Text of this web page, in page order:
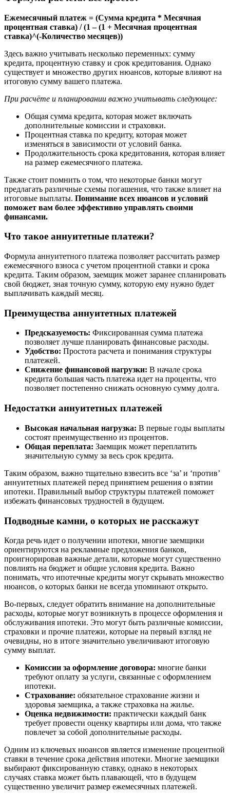
Ежемесячный платеж = (Сумма кредита * Месячная
процентная ставка) / (1 – (1 + Месячная процентная
ставка)^(-Количество месяцев))
Здесь важно учитывать несколько переменных: сумму
кредита, процентную ставку и срок кредитования. Однако
существует и множество других нюансов, которые влияют на
итоговую сумму вашего платежа.
При расчёте и планировании важно учитывать следующее:
Общая сумма кредита, которая может включать
дополнительные комиссии и страховки.
Процентная ставка по кредиту, которая может
изменяться в зависимости от условий банка.
Продолжительность срока кредитования, которая влияет
на размер ежемесячного платежа.
Также стоит помнить о том, что некоторые банки могут
предлагать различные схемы погашения, что также влияет на
итоговые выплаты. Понимание всех нюансов и условий
поможет вам более эффективно управлять своими
финансами.
Что такое аннуитетные платежи?
Формула аннуитетного платежа позволяет рассчитать размер
ежемесячного взноса с учетом процентной ставки и срока
кредита. Таким образом, заемщик может заранее спланировать
свой бюджет, зная точную сумму, которую ему нужно будет
выплачивать каждый месяц.
Преимущества аннуитетных платежей
Предсказуемость: Фиксированная сумма платежа
позволяет лучше планировать финансовые расходы.
Удобство: Простота расчета и понимания структуры
платежей.
Снижение финансовой нагрузки: В начале срока
кредита большая часть платежа идет на проценты, что
позволяет постепенно снижать основную сумму долга.
Недостатки аннуитетных платежей
Высокая начальная нагрузка: В первые годы выплаты
состоят преимущественно из процентов.
Общая переплата: Заемщик может переплатить
значительную сумму за весь срок кредита.
Таким образом, важно тщательно взвесить все ‘за’ и ‘против’
аннуитетных платежей перед принятием решения о взятии
ипотеки. Правильный выбор структуры платежей поможет
избежать финансовых трудностей в будущем.
Подводные камни, о которых не расскажут
Когда речь идет о получении ипотеки, многие заемщики
ориентируются на рекламные предложения банков,
проигнорировав важные детали, которые могут существенно
повлиять на бюджет и общие условия кредита. Важно
понимать, что ипотечные кредиты могут скрывать множество
нюансов, о которых банки не всегда упоминают открыто.
Во-первых, следует обратить внимание на дополнительные
расходы, которые могут возникнуть в процессе оформления и
обслуживания ипотеки. Это могут быть различные комиссии,
страховки и прочие платежи, которые на первый взгляд не
очевидны, но в итоге значительно увеличивают итоговую
сумму выплат.
Комиссии за оформление договора: многие банки
требуют оплату за услуги, связанные с оформлением
ипотеки.
Страхование: обязательное страхование жизни и
здоровья заемщика, а также страховка на жилье.
Оценка недвижимости: практически каждый банк
требует провести оценку квартиры или дома, что также
повлечет за собой дополнительные расходы.
Одним из ключевых нюансов является изменение процентной
ставки в течение срока действия ипотеки. Многие заемщики
выбирают фиксированную ставку, однако в некоторых
случаях ставка может быть плавающей, что в будущем
существенно увеличит размер ежемесячных платежей.